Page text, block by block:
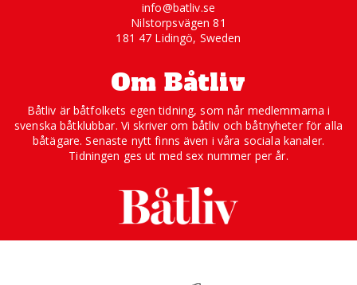
info@batliv.se
Nilstorpsvägen 81
181 47 Lidingö, Sweden
Om Båtliv
Båtliv är båtfolkets egen tidning, som når medlemmarna i
svenska båtklubbar. Vi skriver om båtliv och båtnyheter för alla
båtägare. Senaste nytt finns även i våra sociala kanaler.
Tidningen ges ut med sex nummer per år.